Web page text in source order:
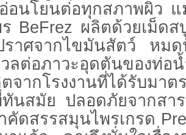
อนโยนต่อทุกสภาพผิว
BeFrez ผลิตด้วยเม็ดส
ราศจากไขมันสัตว์ หม
วลต่อภาวะอุดตันของท่
จากโรงงานที่ได้รับมา
ทันสมัย ปลอดภัยจากสา
คัดสรรสมุนไพรเกรด